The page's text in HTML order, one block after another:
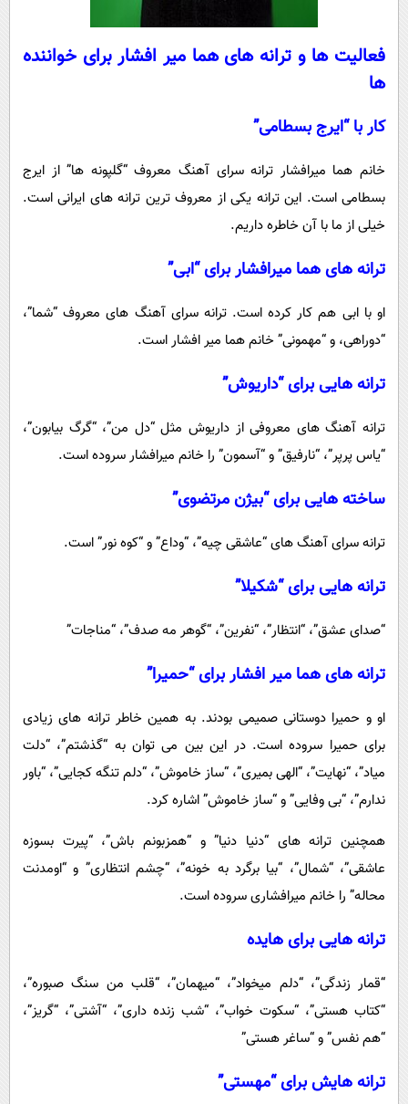
فعالیت ها و ترانه های هما میر افشار برای خواننده
ها
کار با “ایرج بسطامی”
خانم هما میرافشار ترانه سرای آهنگ معروف “گلپونه ها” از ایرج
بسطامی است. این ترانه یکی از معروف ترین ترانه های ایرانی است.
خیلی از ما با آن خاطره داریم.
ترانه های هما میرافشار برای “ابی”
او با ابی هم کار کرده است. ترانه سرای آهنگ های معروف “شما”،
“دوراهی، و “مهمونی” خانم هما میر افشار است.
ترانه هایی برای “داریوش”
ترانه آهنگ های معروفی از داریوش مثل “دل من”، “گرگ بیابون”،
“یاس پرپر”، “نارفیق” و “آسمون” را خانم میرافشار سروده است.
ساخته هایی برای “بیژن مرتضوی”
ترانه سرای آهنگ های “عاشقی چیه”، “وداع” و “کوه نور” است.
ترانه هایی برای “شکیلا”
“صدای عشق”، “انتظار”، “نفرین”، “گوهر مه صدف”، “مناجات”
ترانه های هما میر افشار برای “حمیرا”
او و حمیرا دوستانی صمیمی بودند. به همین خاطر ترانه های زیادی
برای حمیرا سروده است. در این بین می توان به “گذشتم”، “دلت
میاد”، “نهایت”، “الهی بمیری”، “ساز خاموش”، “دلم تنگه کجایی”، “باور
ندارم”، “بی وفایی” و “ساز خاموش” اشاره کرد.
همچنین ترانه های “دنیا دنیا” و “همزبونم باش”، “پیرت بسوزه
عاشقی”، “شمال”، “بیا برگرد به خونه”، “چشم انتظاری” و “اومدنت
محاله” را خانم میرافشاری سروده است.
ترانه هایی برای هایده
“قمار زندگی”، “دلم میخواد”، “میهمان”، “قلب من سنگ صبوره”،
“کتاب هستی”، “سکوت خواب”، “شب زنده داری”، “آشتی”، “گریز”،
“هم نفس” و “ساغر هستی”
ترانه هایش برای “مهستی”